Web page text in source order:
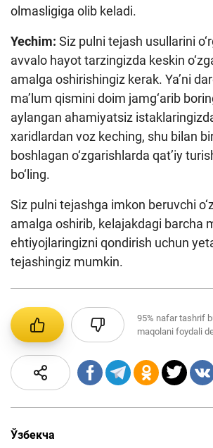
olmasligiga olib keladi.
Yechim: Siz pulni tejash usullarini
avvalo hayot tarzingizda keskin
amalga oshirishingiz kerak. Ya’ni
ma’lum qismini doim jamg‘arib
aylangan ahamiyatsiz
xaridlardan voz keching, shu bilan
boshlagan o‘zgarishlarda qat’iy
bo‘ling.
Siz pulni tejashga imkon beruvchi
amalga oshirib, kelajakdagi barcha
ehtiyojlaringizni qondirish uchun
tejashingiz mumkin.
95% nafar tashrif
maqolani foydali
Ўзбекча